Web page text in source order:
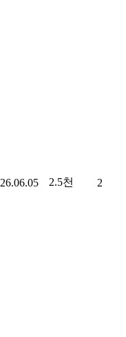
26.06.05 2.5천 2